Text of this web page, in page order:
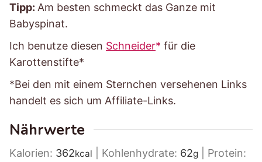
Tipp: Am besten schmeckt das Ganze mit
Babyspinat.
Ich benutze diesen Schneider
für die
Karottenstifte*
*Bei den mit einem Sternchen versehenen Links
handelt es sich um Affiliate-Links.
Nährwerte
Kalorien: 362kcal Kohlenhydrate: 62g
Protein: